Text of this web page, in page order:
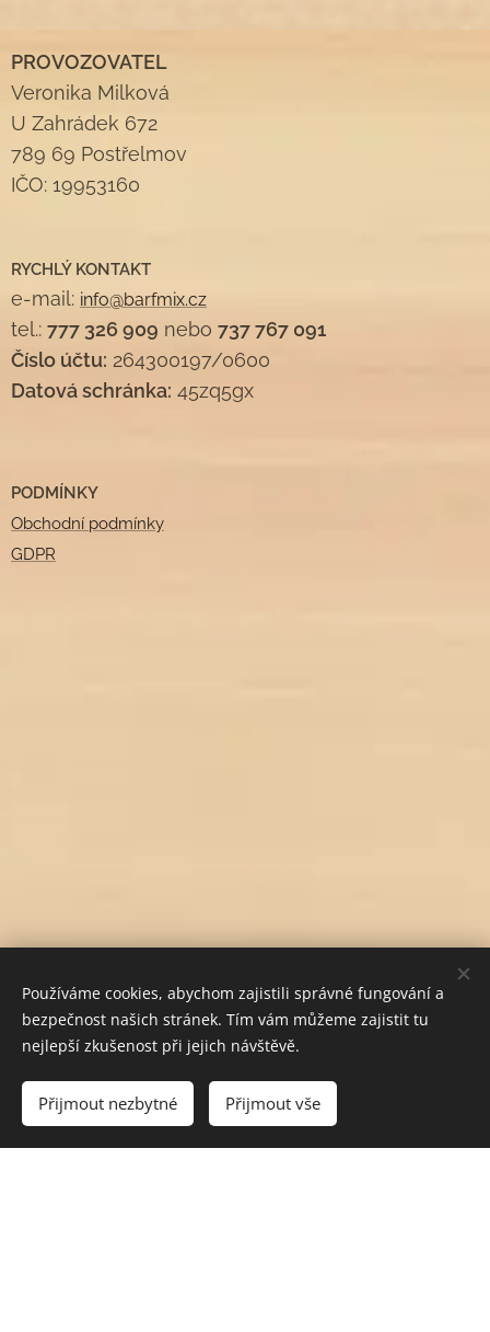
Do košíku
PROVOZOVATEL
Veronika Milková
U Zahrádek 672
789 69 Postřelmov
IČO: 19953160
RYCHLÝ KONTAKT
e-mail: info@barfmix.cz
tel.: 777 326 909 nebo 737 767 091
Číslo účtu: 264300197/0600
Datová schránka: 45zq5gx
PODMÍNKY
Obchodní podmínky
GDPR
Používáme cookies, abychom zajistili správné fungování a
bezpečnost našich stránek. Tím vám můžeme zajistit tu
nejlepší zkušenost při jejich návštěvě.
Přijmout nezbytné Přijmout vše